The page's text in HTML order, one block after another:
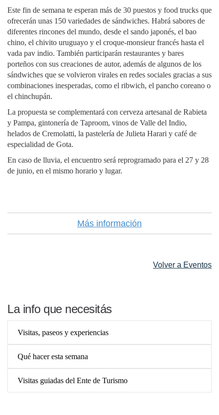
Este fin de semana te esperan más de 30 puestos y food trucks que
ofrecerán unas 150 variedades de sándwiches. Habrá sabores de
diferentes rincones del mundo, desde el sando japonés, el bao
chino, el chivito uruguayo y el croque-monsieur francés hasta el
vada pav indio. También participarán restaurantes y bares
porteños con sus creaciones de autor, además de algunos de los
sándwiches que se volvieron virales en redes sociales gracias a sus
combinaciones inesperadas, como el ribwich, el pancho coreano o
el chinchupán.
La propuesta se complementará con cerveza artesanal de Rabieta
y Pampa, gintonería de Taproom, vinos de Valle del Indio,
helados de Cremolatti, la pastelería de Julieta Harari y café de
especialidad de Gota.
En caso de lluvia, el encuentro será reprogramado para el 27 y 28
de junio, en el mismo horario y lugar.
Más información
Volver a Eventos
La info que necesitás
Visitas, paseos y experiencias
Qué hacer esta semana
Visitas guiadas del Ente de Turismo